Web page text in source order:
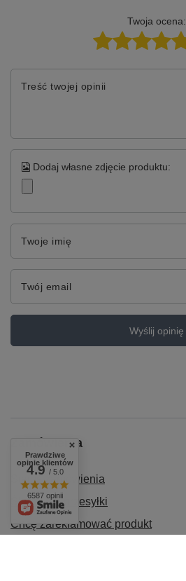
Twoja ocena:
Treść twojej opinii
Dodaj własne zdjęcie produktu:
Twoje imię
Twój email
Wyślij opinię
Zamówienia
Status zamówienia
Śledzenie przesyłki
Chcę zareklamować produkt
Prawdziwe
opinie klientów
4.9/ 5.0
6587 opinii